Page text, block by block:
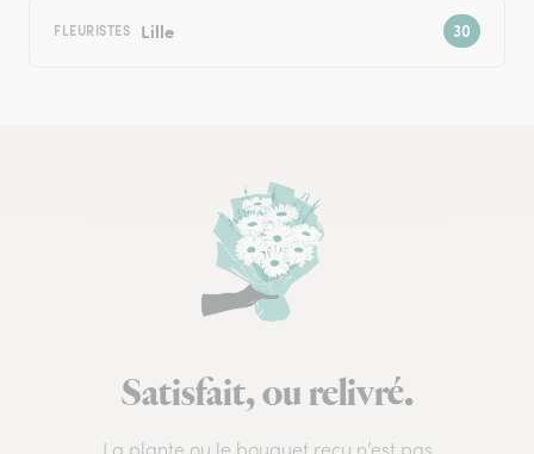
FLEURISTES Lille
Satisfait, ou relivré.